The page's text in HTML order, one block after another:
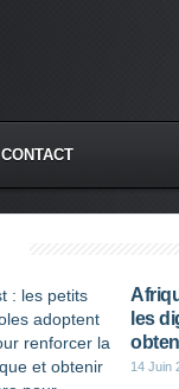
CONTACT
les
14 Juin